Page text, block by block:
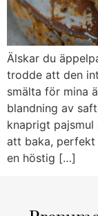
Älskar du
trodde att den
smälta för mina
blandning av
knaprigt
att baka,
en höstig […]